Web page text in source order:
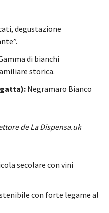
degustazione
di bianchi
storica.
Negramaro Bianco
de La Dispensa.uk
secolare con vini
con forte legame al